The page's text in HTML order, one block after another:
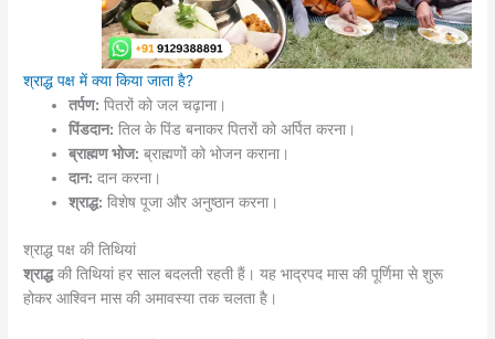
श्राद्ध पक्ष में क्या किया जाता है?
तर्पण: पितरों को जल चढ़ाना।
पिंडदान: तिल के पिंड बनाकर पितरों को अर्पित करना।
ब्राह्मण भोज: ब्राह्मणों को भोजन कराना।
दान: दान करना।
श्राद्ध: विशेष पूजा और अनुष्ठान करना।
श्राद्ध पक्ष की तिथियां
श्राद्धकी तिथियां हर साल बदलती रहती हैं। यह भाद्रपद मास की पूर्णिमा से शुरू
होकर आश्विन मास की अमावस्या तक चलता है।